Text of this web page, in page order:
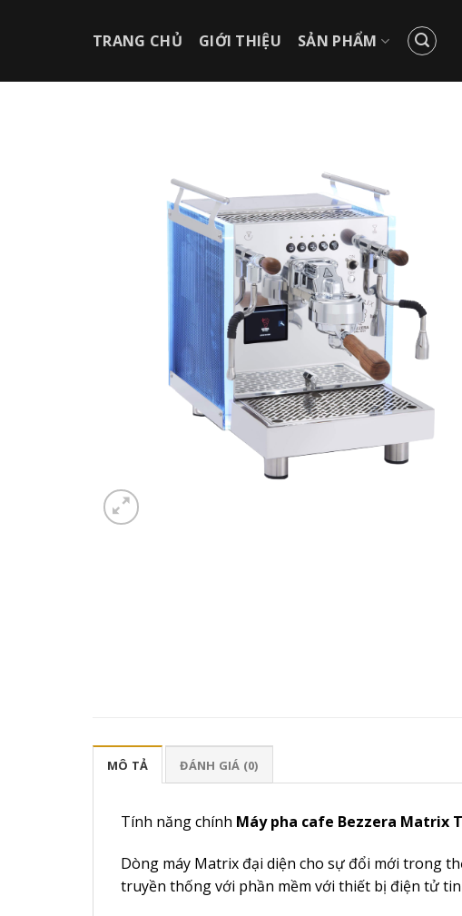
dung
TRANG CHỦ GIỚI THIỆU SẢN PHẨM
MÔ TẢ ĐÁNH GIÁ (0)
Tính năng chính Máy pha cafe Bezzera Matrix
Dòng máy Matrix đại diện cho sự đổi mới trong
truyền thống với phần mềm với thiết bị điện tử